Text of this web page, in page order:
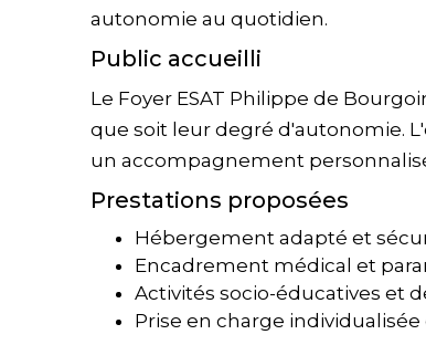
autonomie au quotidien.
Public accueilli
Le Foyer ESAT Philippe de
que soit leur degré d'autonomie.
un accompagnement
Prestations proposées
Hébergement adapté et
Encadrement médical et
Activités socio-éducatives et
Prise en charge